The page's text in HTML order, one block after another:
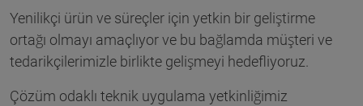
Yenilikçi ürün ve süreçler için yetkin bir geliştirme
ortağı olmayı amaçlıyor ve bu bağlamda müşteri ve
tedarikçilerimizle birlikte gelişmeyi hedefliyoruz.
Çözüm odaklı teknik uygulama yetkinliğimiz